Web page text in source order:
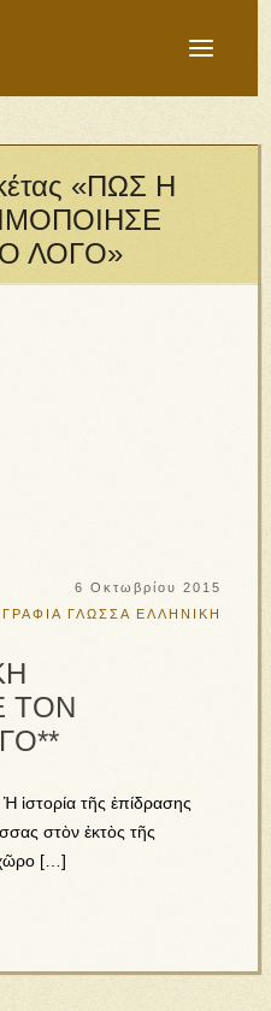
«ΠΩΣ Η
ΛΟΓΟ»
6 Οκτωβρίου 2015
ΓΛΩΣΣΑ ΕΛΛΗΝΙΚΗ
ΤΟΝ
τῆς ἐπίδρασης
στὸν ἐκτὸς τῆς
χῶρο […]